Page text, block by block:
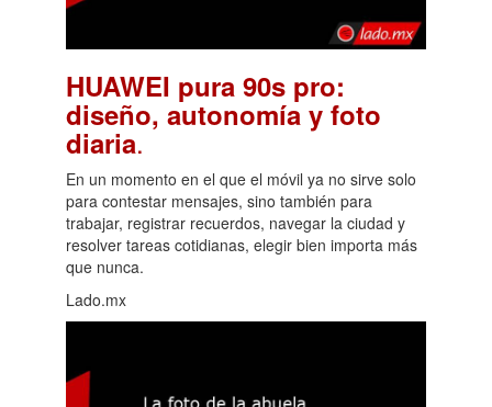
HUAWEI pura 90s pro:
diseño, autonomía y foto
diaria.
En un momento en el que el móvil ya no sirve solo
para contestar mensajes, sino también para
trabajar, registrar recuerdos, navegar la ciudad y
resolver tareas cotidianas, elegir bien importa más
que nunca.
Lado.mx